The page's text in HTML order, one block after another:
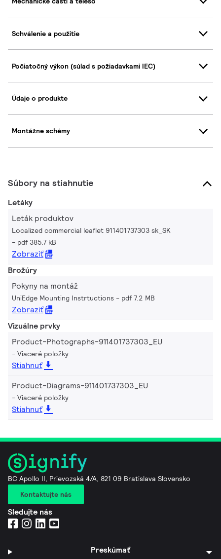
Schválenie a použitie
Počiatočný výkon (súlad s požiadavkami IEC)
Údaje o produkte
Montážne schémy
Súbory na stiahnutie
Letáky
Leták produktov
Localized commercial leaflet 911401737303 sk_SK
pdf 385.7 kB
Zobraziť
Brožúry
Pokyny na montáž
UniEdge Mounting Instrtuctions pdf 7.2 MB
Zobraziť
Vizuálne prvky
Product-Photographs-911401737303_EU
Viaceré položky
Stiahnuť
Product-Diagrams-911401737303_EU
Viaceré položky
Stiahnuť
BC Apollo II, Prievozská 4/A, 821 09 Bratislava Slovensko
Kontaktujte nás
Sledujte nás
Preskúmať